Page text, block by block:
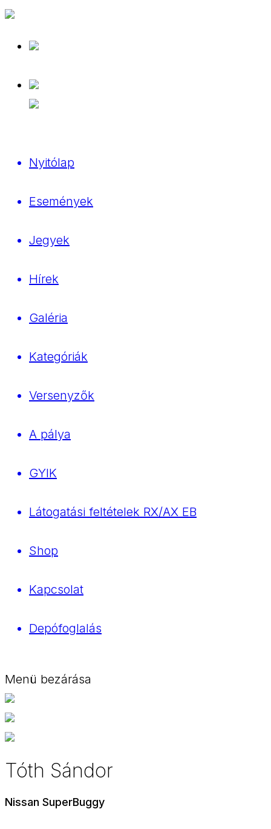
Nyitólap
Események
Jegyek
Hírek
Galéria
Kategóriák
Versenyzők
A pálya
GYIK
Látogatási feltételek RX/AX EB
Shop
Kapcsolat
Depófoglalás
Menü bezárása
Tóth Sándor
Nissan SuperBuggy